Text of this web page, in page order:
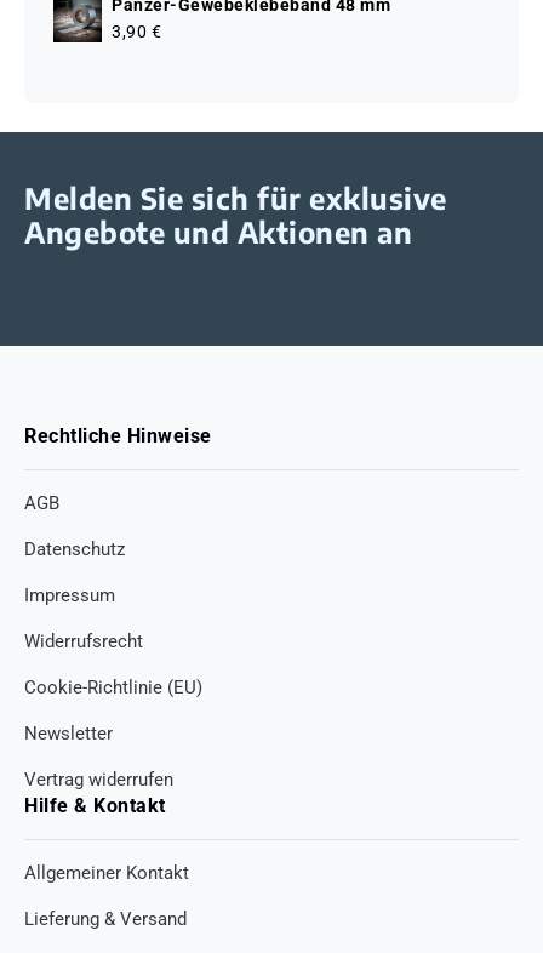
Panzer-Gewebeklebeband 48 mm
3,90 €
Melden Sie sich für exklusive
Angebote und Aktionen an
Rechtliche Hinweise
AGB
Datenschutz
Impressum
Widerrufsrecht
Cookie-Richtlinie (EU)
Newsletter
Vertrag widerrufen
Hilfe & Kontakt
Allgemeiner Kontakt
Lieferung & Versand